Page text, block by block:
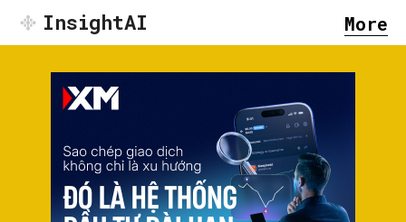
InsightAI More